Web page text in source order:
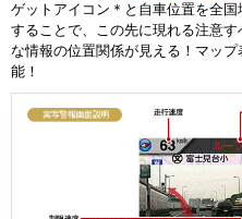
ゲットアイコン＊と自車位置を全
することで、この先に現れる注意
な情報の位置関係が見える！マッ
能！